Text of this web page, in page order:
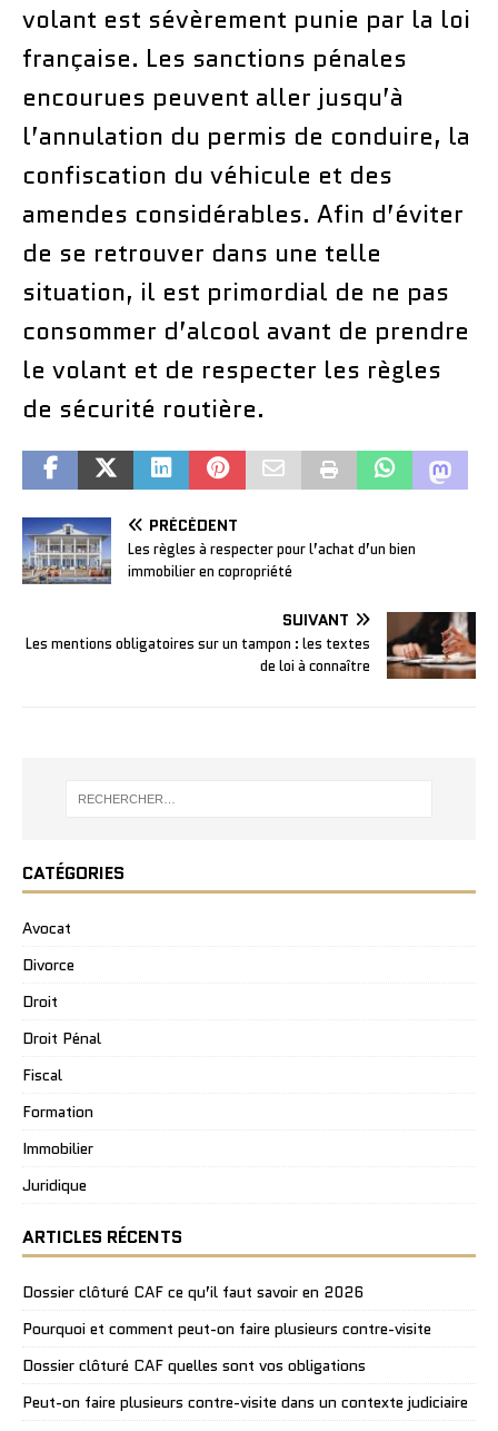
volant est sévèrement punie par la loi
française. Les sanctions pénales
encourues peuvent aller jusqu’à
l’annulation du permis de conduire, la
confiscation du véhicule et des
amendes considérables. Afin d’éviter
de se retrouver dans une telle
situation, il est primordial de ne pas
consommer d’alcool avant de prendre
le volant et de respecter les règles
de sécurité routière.
PRÉCÉDENT
Les règles à respecter pour l’achat d’un bien
immobilier en copropriété
SUIVANT
Les mentions obligatoires sur un tampon : les textes
de loi à connaître
CATÉGORIES
Avocat
Divorce
Droit
Droit Pénal
Fiscal
Formation
Immobilier
Juridique
ARTICLES RÉCENTS
Dossier clôturé CAF ce qu’il faut savoir en 2026
Pourquoi et comment peut-on faire plusieurs contre-visite
Dossier clôturé CAF quelles sont vos obligations
Peut-on faire plusieurs contre-visite dans un contexte judiciaire